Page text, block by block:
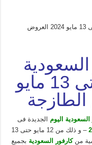
اليوم 12 مايو حتى 13 مايو
اليوم
الجديدة فى
– و ذلك من 12 مايو حتى 13
كارفور السعودية بجميع